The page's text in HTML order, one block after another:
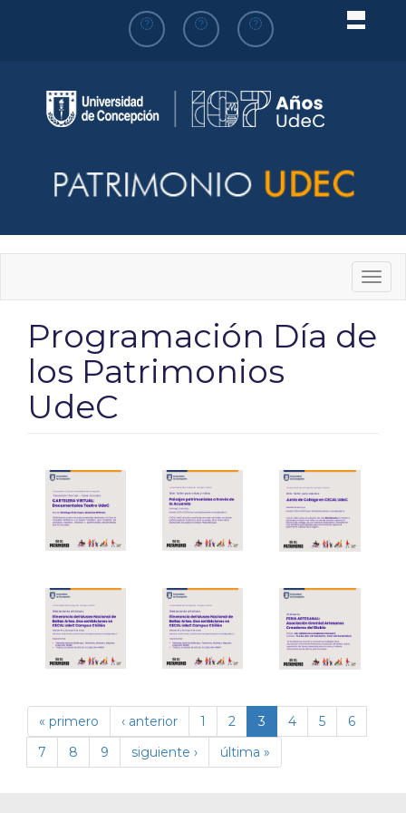
Programación Día de
los Patrimonios
UdeC
« primero ‹ anterior 1 2 3 4 5
6
7
8 9 siguiente › última »